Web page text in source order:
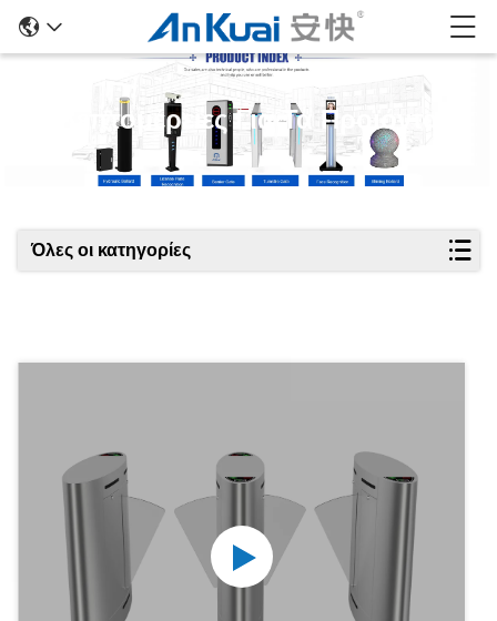
Λεπτομέρειες Για Τα Προϊόντα
Όλες οι κατηγορίες